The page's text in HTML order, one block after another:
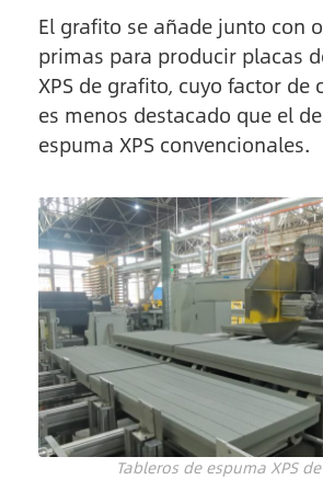
El grafito se añade junto con
primas para producir placas
XPS de grafito, cuyo factor de
es menos destacado que el
espuma XPS convencionales.
Tableros de espuma XPS